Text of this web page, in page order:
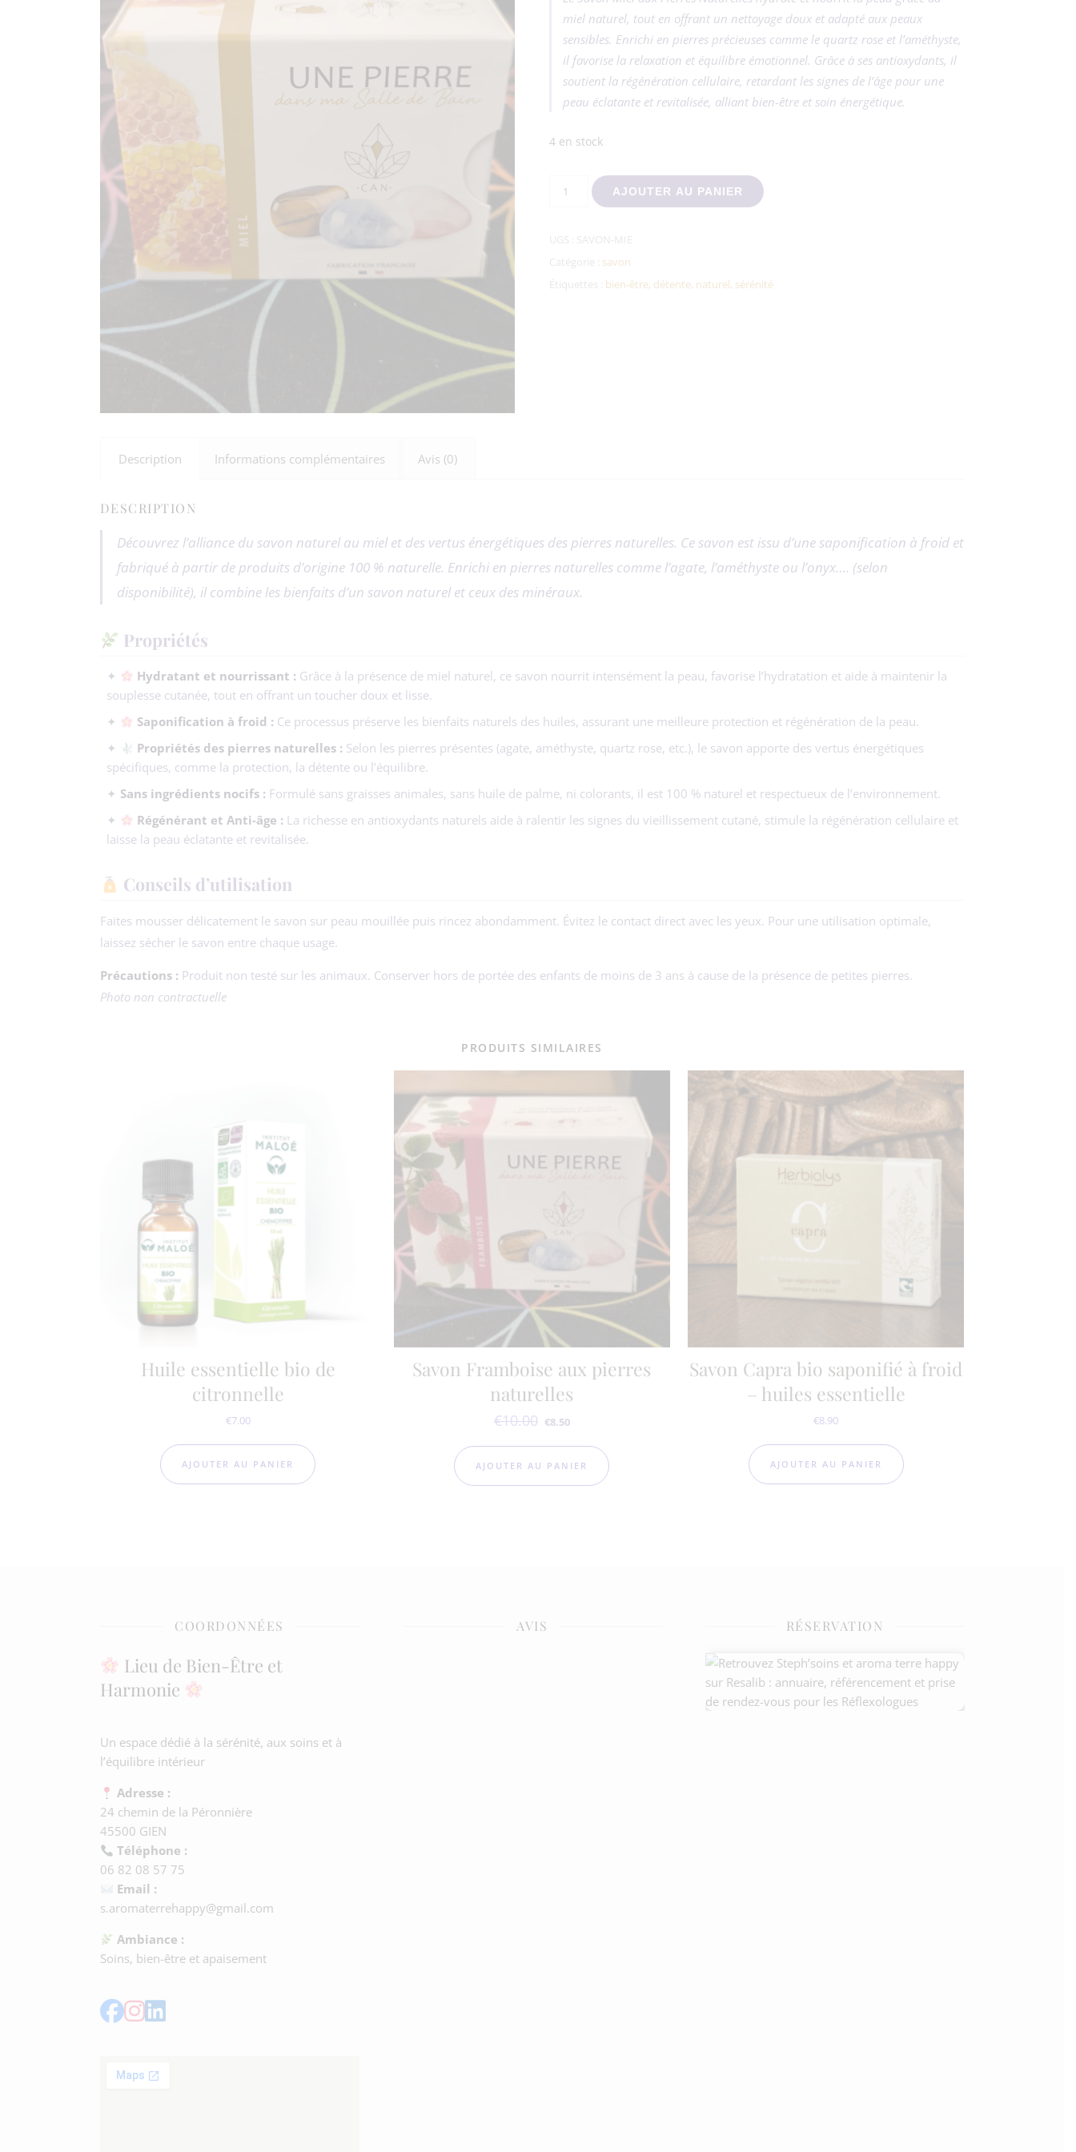
miel naturel, tout en offrant un nettoyage doux et adapté aux peaux
sensibles. Enrichi en pierres précieuses comme le quartz rose et l’améthyste,
il favorise la relaxation et équilibre émotionnel. Grâce à ses antioxydants, il
soutient la régénération cellulaire, retardant les signes de l’âge pour une
peau éclatante et revitalisée, alliant bien-être et soin énergétique.
4 en stock
quantité de Savon Miel aux Pierres Naturelles
AJOUTER AU PANIER
UGS :
SAVON-MIE
Catégorie : savon
bien-être détente naturel sérénité
Description Informations complémentaires Avis (0)
DESCRIPTION
Découvrez l’alliance du savon naturel au miel et des vertus énergétiques des pierres naturelles. Ce savon est issu d’une saponification à froid et
fabriqué à partir de produits d’origine 100 % naturelle. Enrichi en pierres naturelles comme l’agate, l’améthyste ou l’onyx…. (selon
disponibilité), il combine les bienfaits d’un savon naturel et ceux des minéraux.
Propriétés
✦ Hydratant et nourrissant : Grâce à la présence de miel naturel, ce savon nourrit intensément la peau, favorise l’hydratation et aide à maintenir la
souplesse cutanée, tout en offrant un toucher doux et lisse.
✦
Saponification à froid : Ce processus préserve les bienfaits naturels des huiles, assurant une meilleure protection et régénération de la peau.
✦
Propriétés des pierres naturelles : Selon les pierres présentes (agate, améthyste, quartz rose, etc.), le savon apporte des vertus énergétiques
spécifiques, comme la protection, la détente ou l’équilibre.
✦ Sans ingrédients nocifs : Formulé sans graisses animales, sans huile de palme, ni colorants, il est 100 % naturel et respectueux de l’environnement.
✦
Régénérant et Anti-âge : La richesse en antioxydants naturels aide à ralentir les signes du vieillissement cutané, stimule la régénération cellulaire et
laisse la peau éclatante et revitalisée.
Conseils d’utilisation
Faites mousser délicatement le savon sur peau mouillée puis rincez abondamment. Évitez le contact direct avec les yeux. Pour une utilisation optimale,
laissez sécher le savon entre chaque usage.
Précautions : Produit non testé sur les animaux. Conserver hors de portée des enfants de moins de 3 ans à cause de la présence de petites pierres.
Photo non contractuelle
PRODUITS SIMILAIRES
Huile essentielle bio de
citronnelle
€7.00
AJOUTER AU PANIER
Savon Framboise aux pierres
naturelles
€10.00 Le prix initial était : €10.00.
€8.50Le prix actuel est : €8.50.
AJOUTER AU PANIER
Savon Capra bio saponifié à froid
– huiles essentielle
€8.90
AJOUTER AU PANIER
COORDONNÉES
Lieu de Bien-Être et
Harmonie
Un espace dédié à la sérénité, aux soins et à
l’équilibre intérieur
Adresse :
24 chemin de la Péronnière
45500 GIEN
Téléphone :
06 82 08 57 75
Email :
s.aromaterrehappy@gmail.com
Ambiance :
Soins, bien-être et apaisement
AVIS RÉSERVATION